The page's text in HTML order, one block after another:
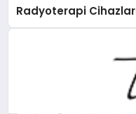
Radyoterapi